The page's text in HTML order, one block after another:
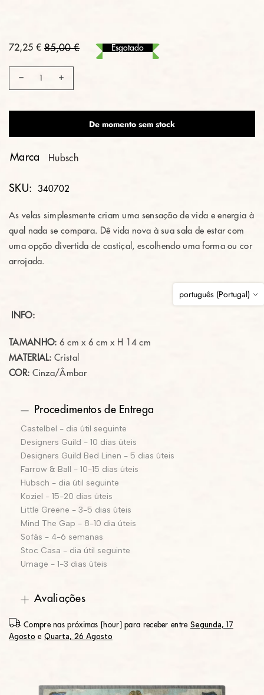
72,25 € 85,00 € Esgotado
De momento sem stock
Marca Hubsch
SKU: 340702
As velas simplesmente criam uma sensação de vida e energia à
qual nada se compara. Dê vida nova à sua sala de estar com
uma opção divertida de castiçal, escolhendo uma forma ou cor
arrojada. ⁠
INFO:
TAMANHO: 6 cm x 6 cm x H 14 cm
MATERIAL: Cristal
COR: Cinza/Âmbar
Procedimentos de Entrega
Castelbel - dia útil seguinte
Designers Guild - 10 dias úteis
Designers Guild Bed Linen - 5 dias úteis
Farrow & Ball - 10-15 dias úteis
Hubsch - dia útil seguinte
Koziel - 15-20 dias úteis
Little Greene - 3-5 dias úteis
Mind The Gap - 8-10 dia úteis
Sofás - 4-6 semanas
Stoc Casa - dia útil seguinte
Umage - 1-3 dias úteis
Avaliações
Compre nas próximas [hour] para receber entre Segunda, 17
Agosto e Quarta, 26 Agosto
português (Portugal)